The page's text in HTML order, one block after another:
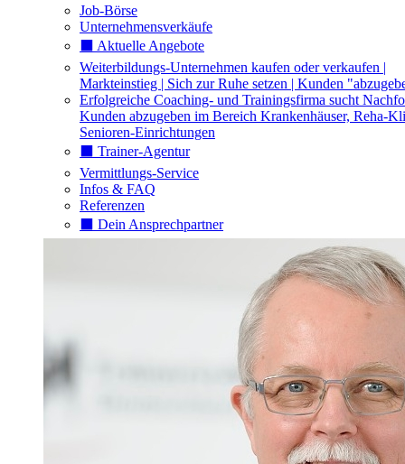
Job-Börse
Unternehmensverkäufe
⬛️ Aktuelle Angebote
Weiterbildungs-Unternehmen kaufen oder verkaufen |
Markteinstieg | Sich zur Ruhe setzen | Kunden
Erfolgreiche Coaching- und Trainingsfirma sucht
Kunden abzugeben im Bereich Krankenhäuser, Reha-
Senioren-Einrichtungen
⬛️ Trainer-Agentur
Vermittlungs-Service
Infos & FAQ
Referenzen
⬛️ Dein Ansprechpartner